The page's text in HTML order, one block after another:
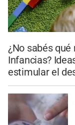
¿No sabés
Infancias?
estimular el